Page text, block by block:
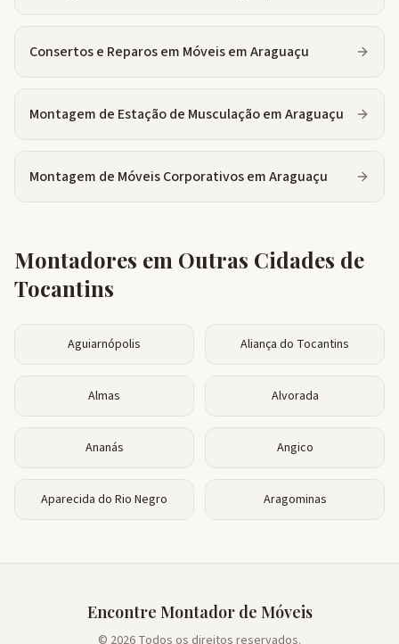
Consertos e Reparos em MóveisemAraguaçu
Montagem de Estação de MusculaçãoemAraguaçu
Montagem de Móveis CorporativosemAraguaçu
Montadores em Outras Cidades de
Tocantins
Aguiarnópolis Aliança do Tocantins
Almas Alvorada
Ananás Angico
Aparecida do Rio Negro Aragominas
Encontre Montador de Móveis
© 2026 Todos os direitos reservados.